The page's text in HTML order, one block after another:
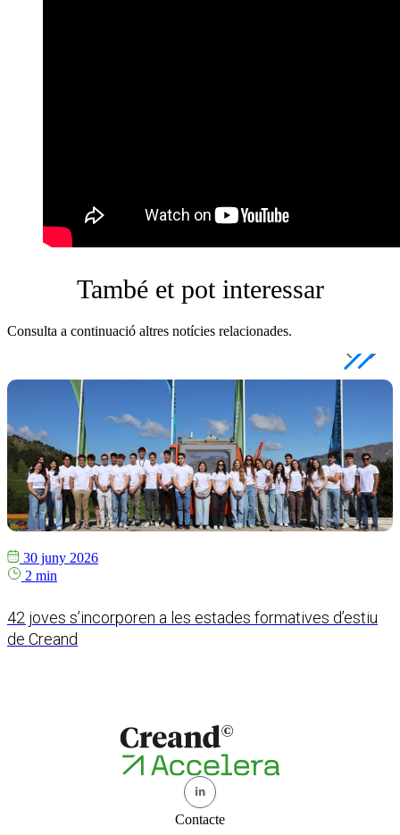
També et pot interessar
Consulta a continuació altres notícies relacionades.
30 juny 2026
2 min
42 joves s’incorporen a les estades formatives d’estiu
de Creand
Contacte